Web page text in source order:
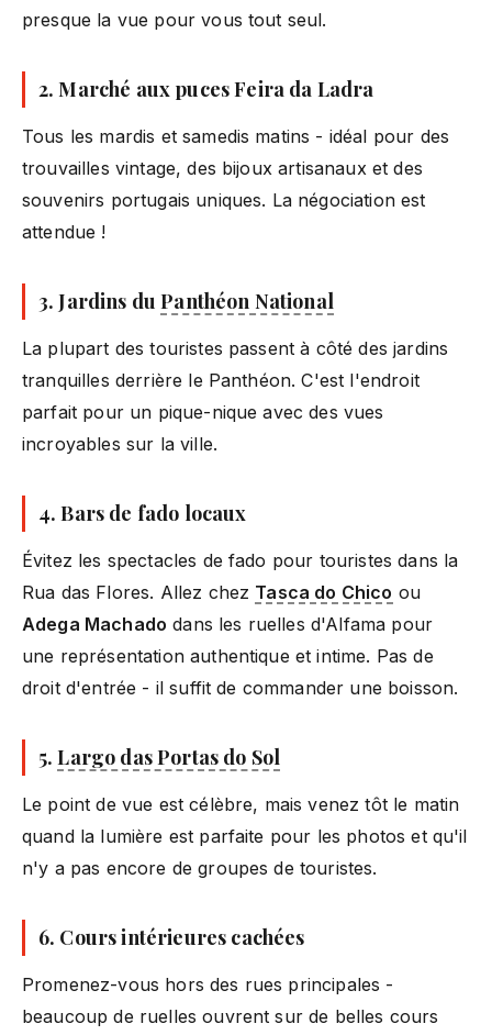
presque la vue pour vous tout seul.
2. Marché aux puces Feira da Ladra
Tous les mardis et samedis matins - idéal pour des
trouvailles vintage, des bijoux artisanaux et des
souvenirs portugais uniques. La négociation est
attendue !
3. Jardins duPanthéon National
La plupart des touristes passent à côté des jardins
tranquilles derrière le Panthéon. C'est l'endroit
parfait pour un pique-nique avec des vues
incroyables sur la ville.
4. Bars de fado locaux
Évitez les spectacles de fado pour touristes dans la
Rua das Flores. Allez chez Tasca do Chico ou
Adega Machado dans les ruelles d'Alfama pour
une représentation authentique et intime. Pas de
droit d'entrée - il suffit de commander une boisson.
5.Largo das Portas do Sol
Le point de vue est célèbre, mais venez tôt le matin
quand la lumière est parfaite pour les photos et qu'il
n'y a pas encore de groupes de touristes.
6. Cours intérieures cachées
Promenez-vous hors des rues principales -
beaucoup de ruelles ouvrent sur de belles cours